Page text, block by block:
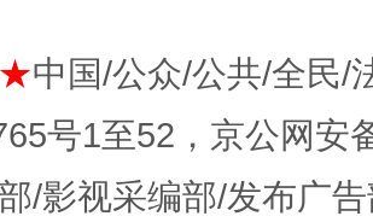
中国/公众/公共/全民/
号1至52，京公网安
/影视采编部/发布广